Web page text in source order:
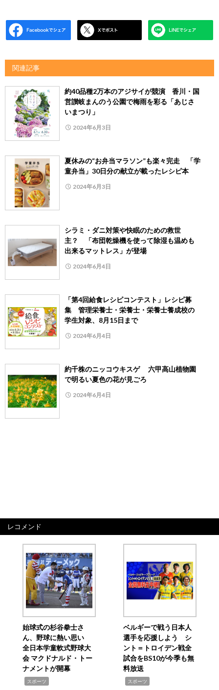
関連記事
約40品種2万本のアジサイが競演 香川・国
営讃岐まんのう公園で梅雨を彩る「あじさ
いまつり」
2024年6月3日
夏休みの“お弁当マラソン”も楽々完走 「学
童弁当」30日分の献立が載ったレシピ本
2024年6月3日
シラミ・ダニ対策や快眠のための救世
主？ 「布団乾燥機を使って除湿も温めも
出来るマットレス」が登場
2024年6月4日
「第4回給食レシピコンテスト」レシピ募
集 管理栄養士・栄養士・栄養士養成校の
学生対象、8月15日まで
2024年6月4日
約千株のニッコウキスゲ 六甲高山植物園
で明るい夏色の花が見ごろ
2024年6月4日
レコメンド
始球式の杉谷拳士さ
ん、野球に熱い思い
全日本学童軟式野球大
会 マクドナルド・トー
ナメントが開幕
スポーツ
ベルギーで戦う日本人
選手を応援しよう シ
ント＝トロイデン戦全
試合をBS10が今季も無
料放送
スポーツ